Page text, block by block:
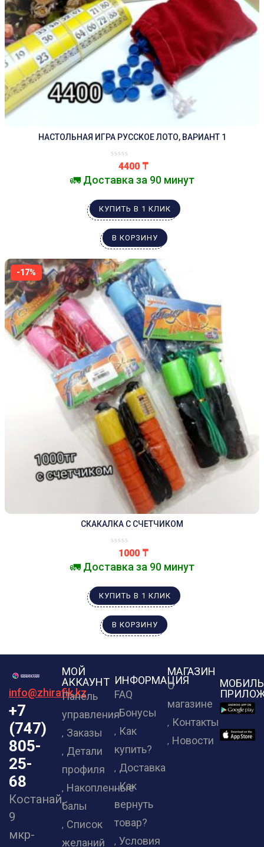
НАСТОЛЬНАЯ ИГРА РУССКОЕ ЛОТО, ВАРИАНТ 1
4400 ₸
🚛 Доставка за 90 минут
КУПИТЬ В 1 КЛИК
В КОРЗИНУ
-17%
СКАКАЛКА С СЧЕТЧИКОМ
1000 ₸
🚛 Доставка за 90 минут
КУПИТЬ В 1 КЛИК
В КОРЗИНУ
info@zhirafik.kz
+7
(747)
805-
25-
68
Костанай,
9
мкр-
МОЙ
АККАУНТ
Панель
управления
Заказы
Детали
профиля
Накопленные
балы
Список
желаний
ИНФОРМАЦИЯ
FAQ
Бонусы
Как
купить?
Доставка
Как
вернуть
товар?
Условия
МАГАЗИН
О
магазине
Контакты
Новости